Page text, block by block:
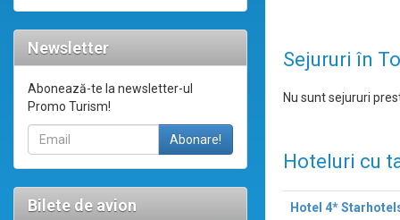
Newsletter
Abonează-te la newsletter-ul
Promo Turism!
Bilete de avion
Sejururi în
Nu sunt sejururi
Hoteluri cu
Hotel 4*